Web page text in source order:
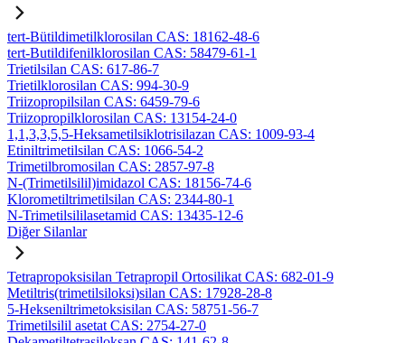
tert-Bütildimetilklorosilan CAS: 18162-48-6
tert-Butildifenilklorosilan CAS: 58479-61-1
Trietilsilan CAS: 617-86-7
Trietilklorosilan CAS: 994-30-9
Triizopropilsilan CAS: 6459-79-6
Triizopropilklorosilan CAS: 13154-24-0
1,1,3,3,5,5-Heksametilsiklotrisilazan CAS: 1009-93-4
Etiniltrimetilsilan CAS: 1066-54-2
Trimetilbromosilan CAS: 2857-97-8
N-(Trimetilsilil)imidazol CAS: 18156-74-6
Klorometiltrimetilsilan CAS: 2344-80-1
N-Trimetilsililasetamid CAS: 13435-12-6
Diğer Silanlar
Tetrapropoksisilan Tetrapropil Ortosilikat CAS: 682-01-9
Metiltris(trimetilsiloksi)silan CAS: 17928-28-8
5-Hekseniltrimetoksisilan CAS: 58751-56-7
Trimetilsilil asetat CAS: 2754-27-0